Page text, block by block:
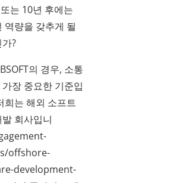
는 10년 후에는
역량을 갖추게 될
?
의 경우, 소통
장 중요한 기준입
희는 해외 소프트
회사입니
offshore-
development-